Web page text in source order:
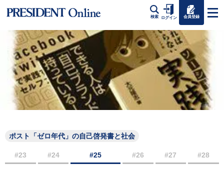
検索 ログイン 会員登録
ポスト「ゼロ年代」の自己啓発書と社会
#23 #24 #25 #26 #27 #28